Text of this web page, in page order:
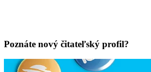
Poznáte nový čitateľský profil?